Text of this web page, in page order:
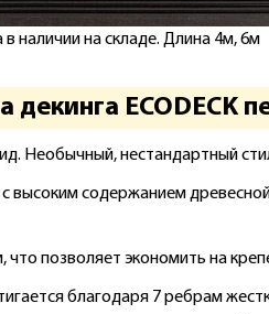
наличии на складе. Длина 4м, 6м
декинга ECODECK
Необычный, нестандартный
с высоким содержанием
позволяет экономить на
благодаря 7 ребрам